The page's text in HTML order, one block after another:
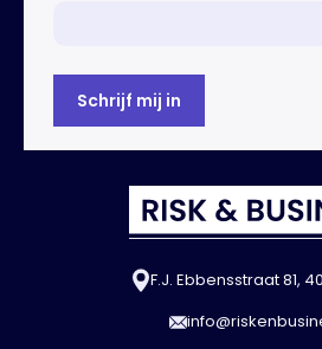
F.J. Ebbensstraat 81,